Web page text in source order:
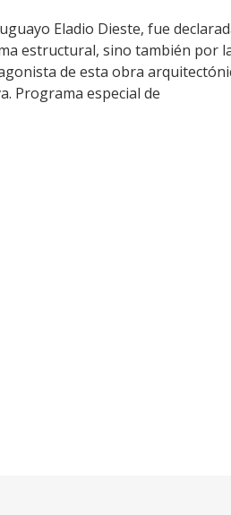
Eladio Dieste, fue
estructural, sino también por
de esta obra
Programa especial de